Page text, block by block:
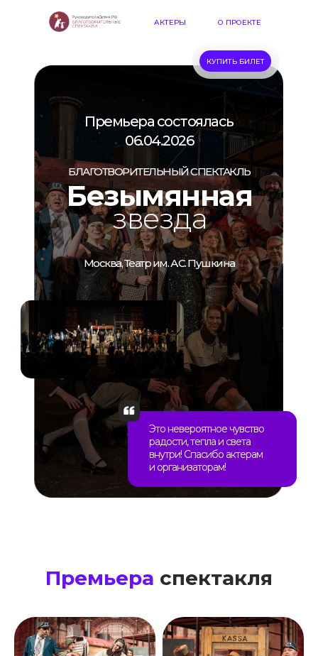
КУПИТЬ БИЛЕТ
АКТЕРЫ О ПРОЕКТЕ
Премьера состоялась
06.04.2026
Безымянная
звезда
Москва, Театр им. А.С. Пушкина
БЛАГОТВОРИТЕЛЬНЫЙ СПЕКТАКЛЬ
Это невероятное чувство
радости, тепла и света
внутри! Спасибо актерам
и организаторам!
Премьера спектакля